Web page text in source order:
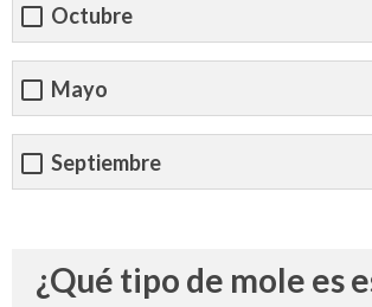
Octubre
Mayo
Septiembre
¿Qué tipo de mole es